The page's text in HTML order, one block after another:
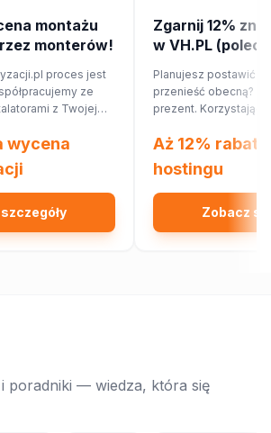
montażu
monterów!
proces jest
ze
z Twojej
do
wycena
Zgarnij 12%
w VH.PL
Planujesz postawić
przenieść obecną?
prezent. Korzystając
12%!
Aż 12%
hostingu
Zobacz
poradniki — wiedza, która się